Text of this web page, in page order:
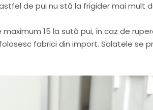
de pui nu stă la frigider mai mult
15 la sută pui, în caz de
fabrici din import. Salatele se